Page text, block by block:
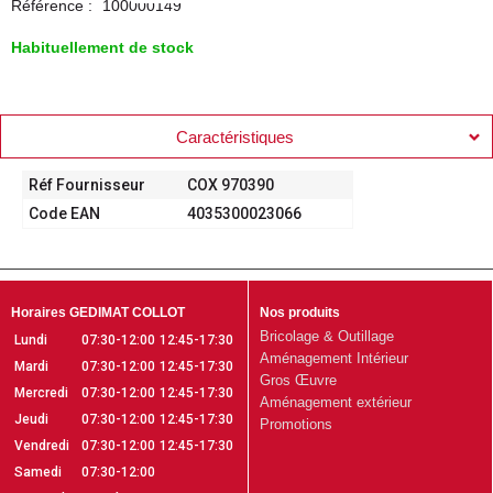
Référence : 100000149
Habituellement de stock
Caractéristiques
Réf Fournisseur
COX 970390
Code EAN
4035300023066
Horaires GEDIMAT COLLOT
Lundi
07:30-12:00 12:45-17:30
Mardi
07:30-12:00 12:45-17:30
Mercredi
07:30-12:00 12:45-17:30
Jeudi
07:30-12:00 12:45-17:30
Vendredi
07:30-12:00 12:45-17:30
Samedi
07:30-12:00
Nos produits
Bricolage & Outillage
Aménagement Intérieur
Gros Œuvre
Aménagement extérieur
Promotions